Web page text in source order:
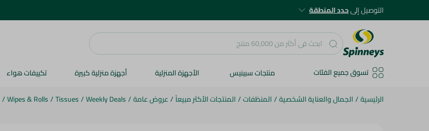
التوصيل إلىحدد المنطقة
تسوق جميع الفئات منتجات سبينيس الأجهزة المنزلية أجهزة منزلية كبيرة تكييفات هواء
الرئيسية/الجمال والعناية الشخصية/المنظفات/المنتجات الأكثر مبيعاً/عروض عامة/
Weekly Deals
/
Tissues
/
Wipes & Rolls
/